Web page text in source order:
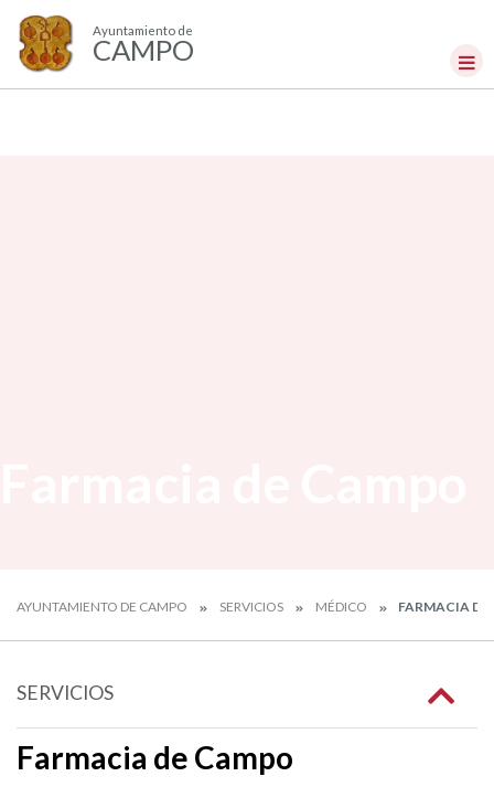
Ayuntamiento de
CAMPO
AYUNTAMIENTO DE CAMPO SERVICIOS MÉDICO FARMACIA
SERVICIOS
Farmacia de Campo